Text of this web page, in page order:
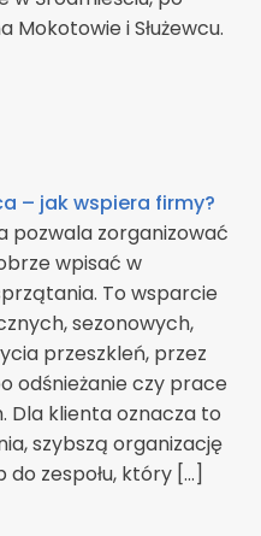
i Służewcu.
– jak wspiera firmy?
pozwala zorganizować
wpisać w
To wsparcie
sezonowych,
przeszkleń, przez
odśnieżanie czy prace
Dla klienta oznacza to
szybszą organizację
zespołu, który […]